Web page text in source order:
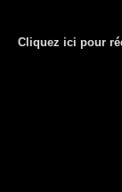
Cliquez ici pour